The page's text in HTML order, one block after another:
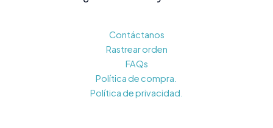
Contáctanos
Rastrear orden
FAQs
Política de compra.
Política de privacidad.